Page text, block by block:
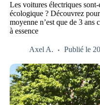
Les voitures électriques sont-
écologique ? Découvrez
moyenne n’est que de 3 ans
à essence
Axel A. Publié le